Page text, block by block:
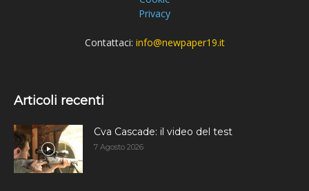
Privacy
Contattaci: info@newpaper19.it
Articoli recenti
Cva Cascade: il video del test
7 Agosto 2026